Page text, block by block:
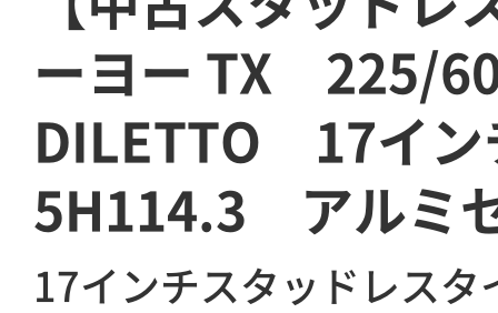
ーヨー TX 225/
DILETTO 17イン
5H114.3 アルミ
17インチスタッドレスタ